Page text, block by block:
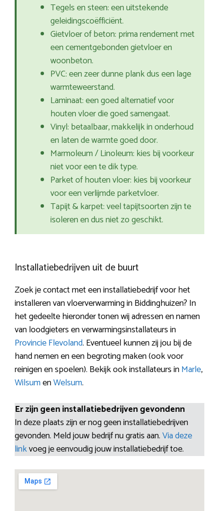
Tegels en steen: een uitstekende
geleidingscoëfficiënt.
Gietvloer of beton: prima rendement met
een cementgebonden gietvloer en
woonbeton.
PVC: een zeer dunne plank dus een lage
warmteweerstand.
Laminaat: een goed alternatief voor
houten vloer die goed samengaat.
Vinyl: betaalbaar, makkelijk in onderhoud
en laten de warmte goed door.
Marmoleum / Linoleum: kies bij voorkeur
niet voor een te dik type.
Parket of houten vloer: kies bij voorkeur
voor een verlijmde parketvloer.
Tapijt & karpet: veel tapijtsoorten zijn te
isoleren en dus niet zo geschikt.
Installatiebedrijven uit de buurt
Zoek je contact met een installatiebedrijf voor het
installeren van vloerverwarming in Biddinghuizen? In
het gedeelte hieronder tonen wij adressen en namen
van loodgieters en verwarmingsinstallateurs in
Provincie Flevoland. Eventueel kunnen zij jou bij de
hand nemen en een begroting maken (ook voor
reinigen en spoelen). Bekijk ook installateurs inMarle,
WilsumenWelsum.
Er zijn geen installatiebedrijven gevondenn
In deze plaats zijn er nog geen installatiebedrijven
gevonden. Meld jouw bedrijf nu gratis aan.Via deze
linkvoeg je eenvoudig jouw installatiebedrijf toe.